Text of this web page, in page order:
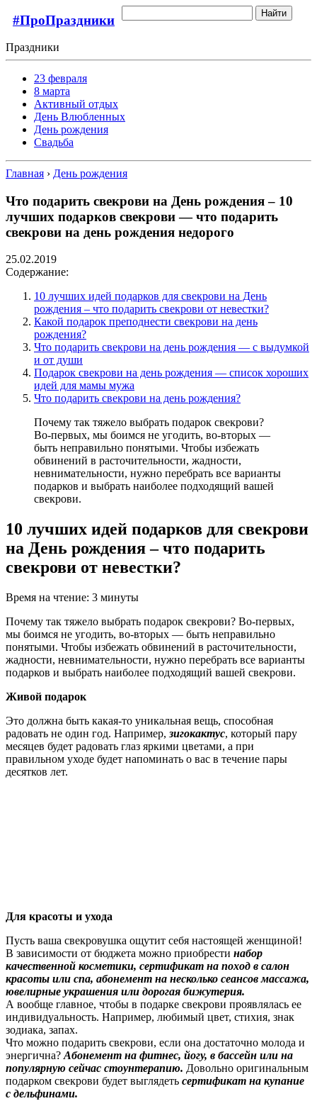
#ПроПраздники Найти
Праздники
23 февраля
8 марта
Активный отдых
День Влюбленных
День рождения
Свадьба
Главная › День рождения
Что подарить свекрови на День рождения – 10
лучших подарков свекрови — что подарить
свекрови на день рождения недорого
25.02.2019
Содержание:
10 лучших идей подарков для свекрови на День
рождения – что подарить свекрови от невестки?
Какой подарок преподнести свекрови на день
рождения?
Что подарить свекрови на день рождения — с выдумкой
и от души
Подарок свекрови на день рождения — список хороших
идей для мамы мужа
Что подарить свекрови на день рождения?
Почему так тяжело выбрать подарок свекрови?
Во-первых, мы боимся не угодить, во-вторых —
быть неправильно понятыми. Чтобы избежать
обвинений в расточительности, жадности,
невнимательности, нужно перебрать все варианты
подарков и выбрать наиболее подходящий вашей
свекрови.
10 лучших идей подарков для свекрови
на День рождения – что подарить
свекрови от невестки?
Время на чтение: 3 минуты
Почему так тяжело выбрать подарок свекрови? Во-первых,
мы боимся не угодить, во-вторых — быть неправильно
понятыми. Чтобы избежать обвинений в расточительности,
жадности, невнимательности, нужно перебрать все варианты
подарков и выбрать наиболее подходящий вашей свекрови.
Живой подарок
Это должна быть какая-то уникальная вещь, способная
радовать не один год. Например, зигокактус, который пару
месяцев будет радовать глаз яркими цветами, а при
правильном уходе будет напоминать о вас в течение пары
десятков лет.
Для красоты и ухода
Пусть ваша свекровушка ощутит себя настоящей женщиной!
В зависимости от бюджета можно приобрести набор
качественной косметики, сертификат на поход в салон
красоты или спа, абонемент на несколько сеансов массажа,
ювелирные украшения или дорогая бижутерия.
А вообще главное, чтобы в подарке свекрови проявлялась ее
индивидуальность. Например, любимый цвет, стихия, знак
зодиака, запах.
Что можно подарить свекрови, если она достаточно молода и
энергична? Абонемент на фитнес, йогу, в бассейн или на
популярную сейчас стоунтерапию. Довольно оригинальным
подарком свекрови будет выглядеть сертификат на купание
с дельфинами.